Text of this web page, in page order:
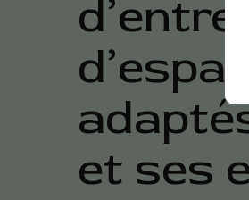
et ses